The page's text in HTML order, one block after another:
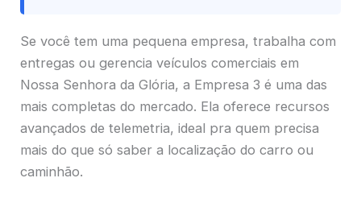
Se você tem uma pequena empresa, trabalha com
entregas ou gerencia veículos comerciais em
Nossa Senhora da Glória, a Empresa 3 é uma das
mais completas do mercado. Ela oferece recursos
avançados de telemetria, ideal pra quem precisa
mais do que só saber a localização do carro ou
caminhão.